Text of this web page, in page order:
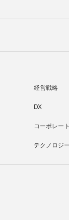
経営戦略
DX
コーポレー
テクノロジー